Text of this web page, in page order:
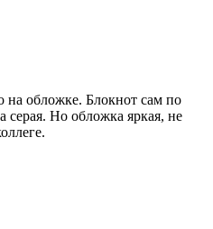
на обложке. Блокнот сам по
серая. Но обложка яркая, не